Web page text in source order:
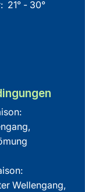
21° - 30°
Wellengang,